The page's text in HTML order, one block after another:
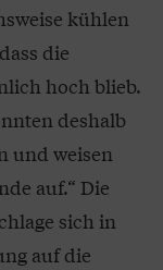
kühlen
die
hoch blieb.
deshalb
und weisen
auf.“ Die
sich in
auf die